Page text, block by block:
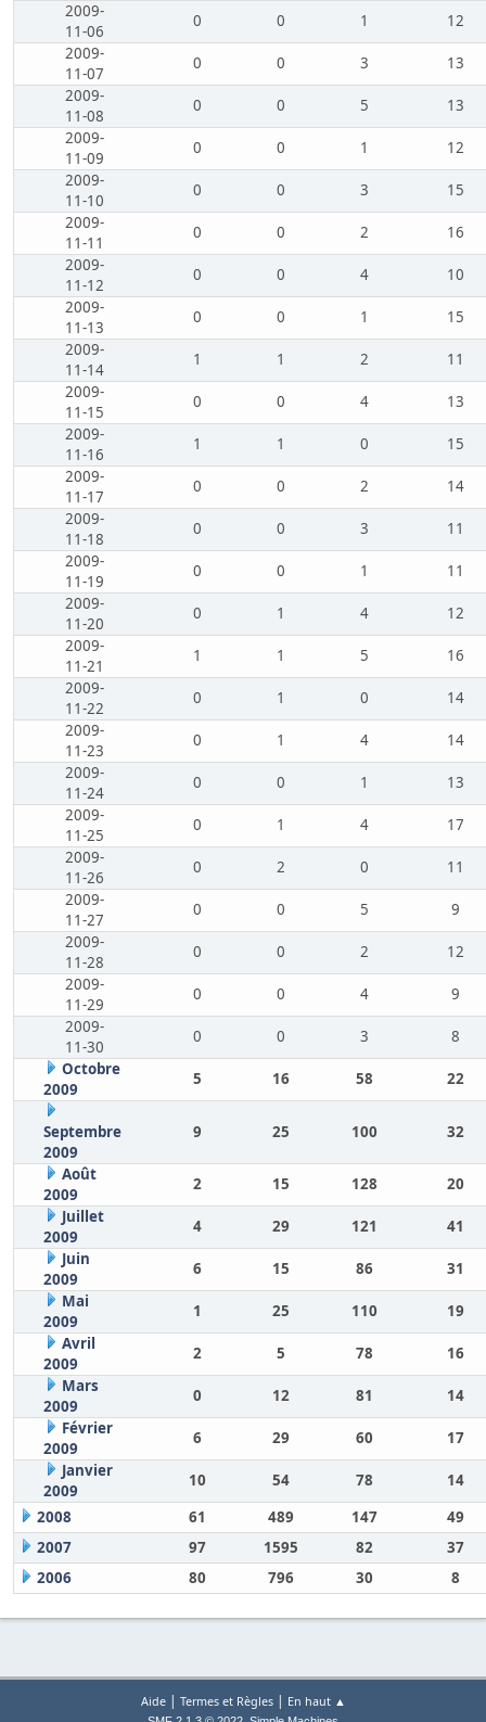
2009-
11-06
0 0 1
12
2009-
11-07
0 0 3
13
2009-
11-08
0 0 5
13
2009-
11-09
0 0 1
12
2009-
11-10
0 0 3
15
2009-
11-11
0 0 2
16
2009-
11-12
0 0 4
10
2009-
11-13
0 0 1
15
2009-
11-14
1 1 2
11
2009-
11-15
0 0 4
13
2009-
11-16
1 1 0
15
2009-
11-17
0 0 2
14
2009-
11-18
0 0 3
11
2009-
11-19
0 0 1
11
2009-
11-20
0 1 4
12
2009-
11-21
1 1 5
16
2009-
11-22
0 1 0
14
2009-
11-23
0 1 4
14
2009-
11-24
0 0 1
13
2009-
11-25
0 1 4
17
2009-
11-26
0 2 0
11
2009-
11-27
0 0 5
9
2009-
11-28
0 0 2
12
2009-
11-29
0 0 4
9
2009-
11-30
0 0 3
8
Octobre
2009
5 16 58 22
Septembre
2009
9 25 100 32
Août
2009
2 15 128
20
Juillet
2009
4 29 121
41
Juin
2009
6 15 86
31
Mai
2009
1 25 110
19
Avril
2009
2 5 78
16
Mars
2009
0 12 81
14
Février
2009
6 29 60
17
Janvier
2009
10 54 78
14
2008
61 489 147
49
2007
97 1595 82
37
2006
80 796 30 8
Aide| Termes et Règles| En haut ▲